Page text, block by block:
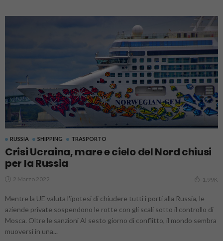
RUSSIA SHIPPING TRASPORTO
Crisi Ucraina, mare e cielo del Nord chiusi
per la Russia
2 Marzo 2022 1.99K
Mentre la UE valuta l'ipotesi di chiudere tutti i porti alla Russia, le
aziende private sospendono le rotte con gli scali sotto il controllo di
Mosca. Oltre le sanzioni Al sesto giorno di conflitto, il mondo sembra
muoversi in una...